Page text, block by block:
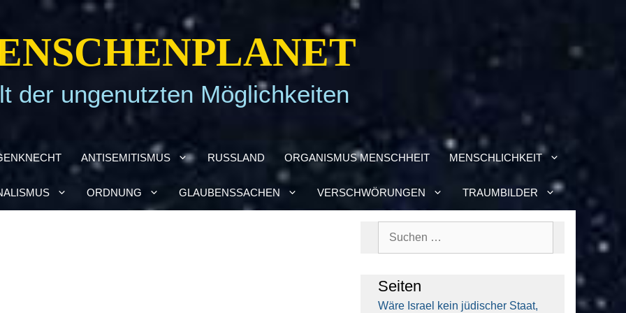
der ungenutzten Möglichkeiten
ANTI­SE­MI­TIS­MUS RUSS­LAND ORGA­NIS­MUS MENSCH­HEIT MENSCH­LICH­KEIT
ORD­NUNG GLAU­BENS­SA­CHEN VER­SCHWÖ­RUN­GEN TRAUM­BIL­DER
Sei­ten
Wäre Isra­el kein jüdi­scher Staat,